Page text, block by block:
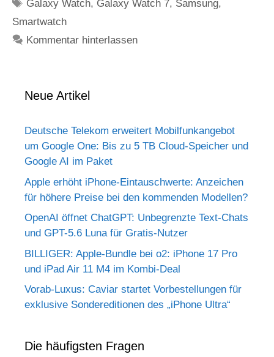
Galaxy Watch, Galaxy Watch 7, Samsung,
Smartwatch
Kommentar hinterlassen
Neue Artikel
Deutsche Telekom erweitert Mobilfunkangebot
um Google One: Bis zu 5 TB Cloud-Speicher und
Google AI im Paket
Apple erhöht iPhone-Eintauschwerte: Anzeichen
für höhere Preise bei den kommenden Modellen?
OpenAI öffnet ChatGPT: Unbegrenzte Text-Chats
und GPT-5.6 Luna für Gratis-Nutzer
BILLIGER: Apple-Bundle bei o2: iPhone 17 Pro
und iPad Air 11 M4 im Kombi-Deal
Vorab-Luxus: Caviar startet Vorbestellungen für
exklusive Sondereditionen des „iPhone Ultra“
Die häufigsten Fragen